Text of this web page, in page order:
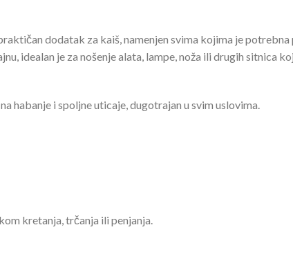
dodatak za kaiš, namenjen svima kojima je
idealan je za nošenje alata, lampe, noža ili drugih sitnica
habanje i spoljne uticaje, dugotrajan u svim uslovima.
kretanja, trčanja ili penjanja.